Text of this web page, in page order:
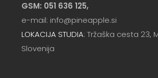
GSM: 051 636 125,
e-mail: info@pineapple.si
LOKACIJA STUDIA: Tržaška cesta 23,
Slovenija